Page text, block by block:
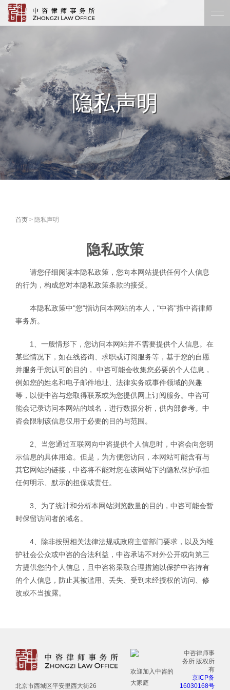
隐私声明
首页 > 隐私声明
隐私政策
请您仔细阅读本隐私政策，您向本网站提供任何个人信息
的行为，构成您对本隐私政策条款的接受。
本隐私政策中"您"指访问本网站的本人，"中咨"指中咨律师
事务所。
1、一般情形下，您访问本网站并不需要提供个人信息。在
某些情况下，如在线咨询、求职或订阅服务等，基于您的自愿
并服务于您认可的目的， 中咨可能会收集您必要的个人信息，
例如您的姓名和电子邮件地址、法律实务或事件领域的兴趣
等，以便中咨与您取得联系或为您提供网上订阅服务。中咨可
能会记录访问本网站的域名，进行数据分析，供内部参考。中
咨会限制该信息仅用于必要的目的与范围。
2、当您通过互联网向中咨提供个人信息时，中咨会向您明
示信息的具体用途。但是，为方便您访问，本网站可能含有与
其它网站的链接，中咨将不能对您在该网站下的隐私保护承担
任何明示、默示的担保或责任。
3、为了统计和分析本网站浏览数量的目的，中咨可能会暂
时保留访问者的域名。
4、除非按照相关法律法规或政府主管部门要求，以及为维
护社会公众或中咨的合法利益，中咨承诺不对外公开或向第三
方提供您的个人信息，且中咨将采取合理措施以保护中咨持有
的个人信息，防止其被滥用、丢失、受到未经授权的访问、修
改或不当披露。
北京市西城区平安里西大街26
欢迎加入中咨的
大家庭
中咨律师事
务所 版权所
有
京ICP备
16030168号